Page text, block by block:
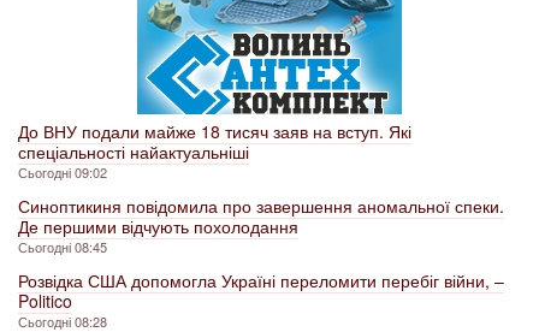
До ВНУ подали майже 18 тисяч заяв на вступ. Які
спеціальності найактуальніші
Сьогодні 09:02
Синоптикиня повідомила про завершення аномальної спеки.
Де першими відчують похолодання
Сьогодні 08:45
Розвідка США допомогла Україні переломити перебіг війни, –
Politico
Сьогодні 08:28